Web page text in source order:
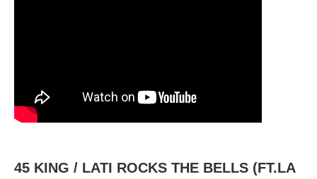
45 KING / LATI ROCKS THE BELLS (FT.LA